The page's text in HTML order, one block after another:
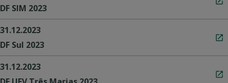
DF SIM 2023
31.12.2023
DF Sul 2023
31.12.2023